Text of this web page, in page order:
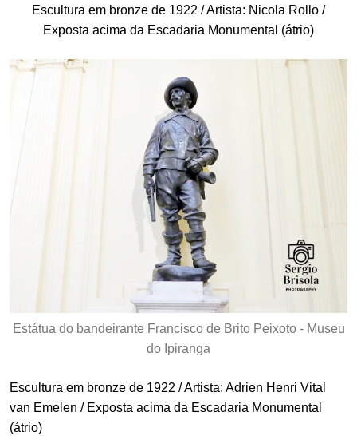
Escultura em bronze de 1922 / Artista: Nicola Rollo /
Exposta acima da Escadaria Monumental (átrio)
Estátua do bandeirante Francisco de Brito Peixoto - Museu
do Ipiranga
Escultura em bronze de 1922 / Artista: Adrien Henri Vital
van Emelen / Exposta acima da Escadaria Monumental
(átrio)